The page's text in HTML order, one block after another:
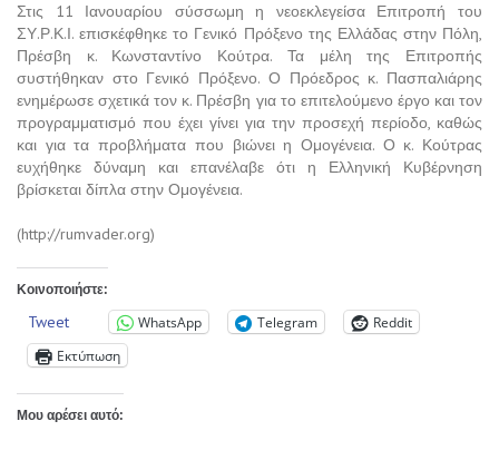
Στις 11 Ιανουαρίου σύσσωμη η νεοεκλεγείσα Επιτροπή του
ΣΥ.Ρ.Κ.Ι. επισκέφθηκε το Γενικό Πρόξενο της Ελλάδας στην Πόλη,
Πρέσβη κ. Κωνσταντίνο Κούτρα. Τα μέλη της Επιτροπής
συστήθηκαν στο Γενικό Πρόξενο. Ο Πρόεδρος κ. Πασπαλιάρης
ενημέρωσε σχετικά τον κ. Πρέσβη για το επιτελούμενο έργο και τον
προγραμματισμό που έχει γίνει για την προσεχή περίοδο, καθώς
και για τα προβλήματα που βιώνει η Ομογένεια. Ο κ. Κούτρας
ευχήθηκε δύναμη και επανέλαβε ότι η Ελληνική Κυβέρνηση
βρίσκεται δίπλα στην Ομογένεια.
(http://rumvader.org)
Κοινοποιήστε:
Tweet WhatsApp Telegram
Reddit
Εκτύπωση
Μου αρέσει αυτό: